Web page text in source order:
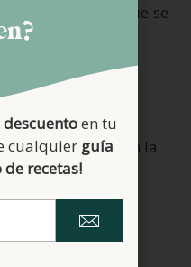
completo para que se
en el frigorífico.
buena sin la
Poned
listo.
descuentoen tu
cualquier guía
recetas!